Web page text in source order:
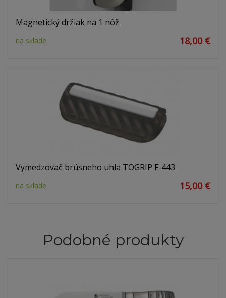
Magnetický držiak na 1 nôž
na sklade 18,00 €
Vymedzovač brúsneho uhla TOGRIP F-443
na sklade 15,00 €
Podobné produkty